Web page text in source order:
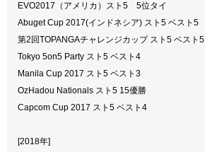
EVO2017（アメリカ）スト5 5位タイ
Abuget Cup 2017(インドネシア) スト5 ベスト5
第2回TOPANGAチャレンジカップ スト5 ベスト5
Tokyo 5on5 Party スト5 ベスト4
Manila Cup 2017 スト5 ベスト3
OzHadou Nationals スト5 15優勝
Capcom Cup 2017 スト5 ベスト4
[2018年]